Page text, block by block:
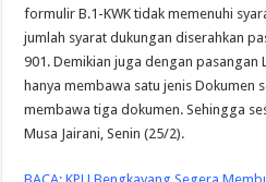
formulir B.1-KWK tidak memenuhi
jumlah syarat dukungan diserahkan
901. Demikian juga dengan pasangan
hanya membawa satu jenis Dokumen
membawa tiga dokumen. Sehingga
Musa Jairani, Senin (25/2).